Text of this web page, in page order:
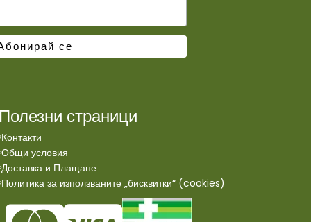
страници
Контакти
Общи условия
Доставка и Плащане
Политика за използваните „бисквитки“ (cookies)